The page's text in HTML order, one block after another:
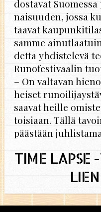
dos­ta­vat
nai­suu­den, jossa
taa­vat
sam­me
det­ta yh­dis­te­le­vä
Ru­no­fes­ti­vaa­lin
– On val­ta­van
hei­set
saa­vat heil­le
toi­si­aan. Tällä
pääs­tään
TIME LAPSE